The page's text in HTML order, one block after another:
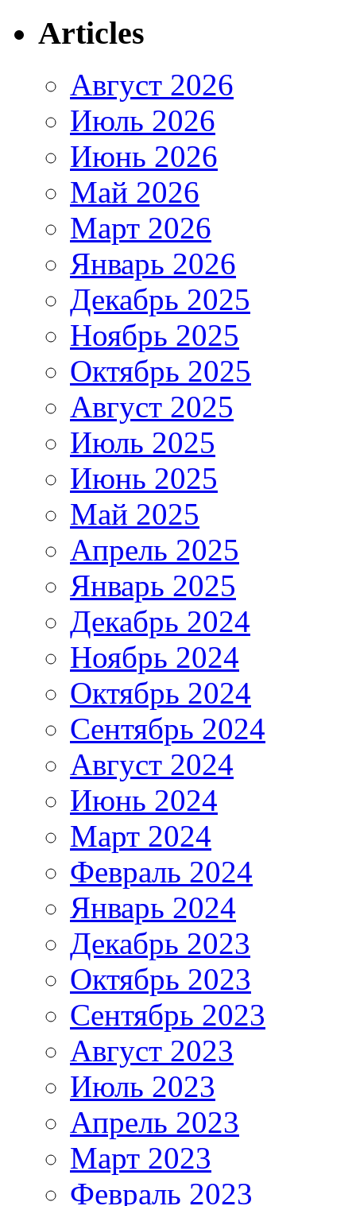
Articles
Август 2026
Июль 2026
Июнь 2026
Май 2026
Март 2026
Январь 2026
Декабрь 2025
Ноябрь 2025
Октябрь 2025
Август 2025
Июль 2025
Июнь 2025
Май 2025
Апрель 2025
Январь 2025
Декабрь 2024
Ноябрь 2024
Октябрь 2024
Сентябрь 2024
Август 2024
Июнь 2024
Март 2024
Февраль 2024
Январь 2024
Декабрь 2023
Октябрь 2023
Сентябрь 2023
Август 2023
Июль 2023
Апрель 2023
Март 2023
Февраль 2023